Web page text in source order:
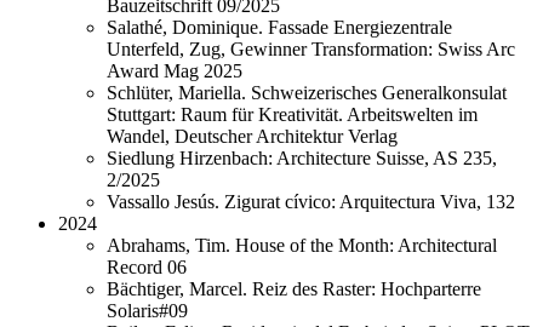
Bauzeitschrift 09/2025
Salathé, Dominique. Fassade Energiezentrale
Unterfeld, Zug, Gewinner Transformation: Swiss Arc
Award Mag 2025
Schlüter, Mariella. Schweizerisches Generalkonsulat
Stuttgart: Raum für Kreativität. Arbeitswelten im
Wandel, Deutscher Architektur Verlag
Siedlung Hirzenbach: Architecture Suisse, AS 235,
2/2025
Vassallo Jesús. Zigurat cívico: Arquitectura Viva, 132
2024
Abrahams, Tim. House of the Month: Architectural
Record 06
Bächtiger, Marcel. Reiz des Raster: Hochparterre
Solaris#09